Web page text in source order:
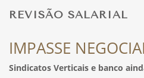
FÉRIAS
REVISÃO SALARIAL
IMPASSE
Sindicatos Verticais e banco